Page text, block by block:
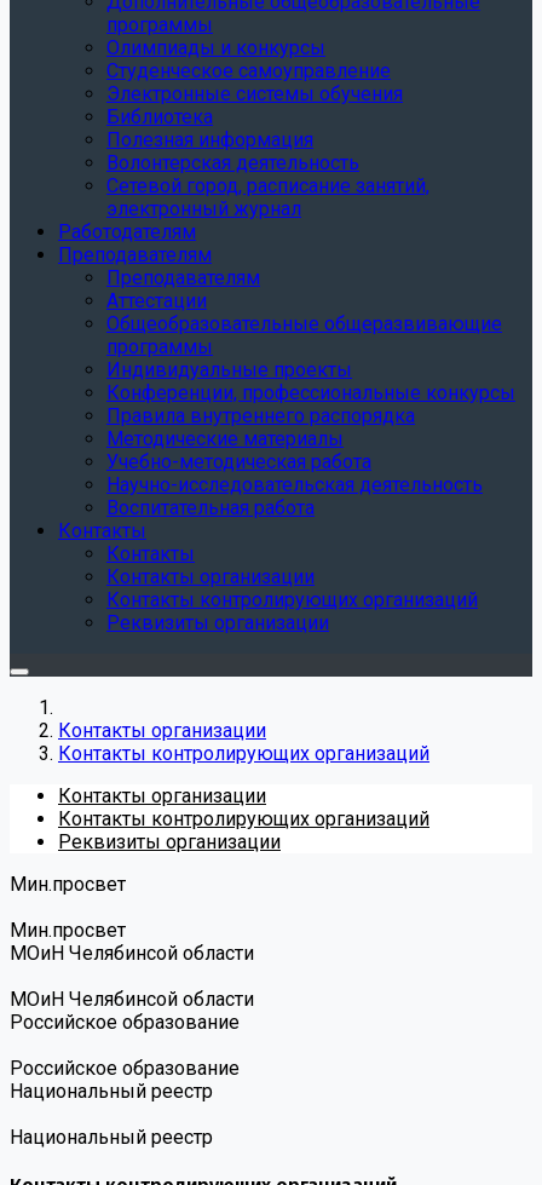
программы
Олимпиады и конкурсы
Студенческое самоуправление
Электронные системы обучения
Библиотека
Полезная информация
Волонтерская деятельность
Сетевой город, расписание занятий,
электронный журнал
Работодателям
Преподавателям
Преподавателям
Аттестации
Общеобразовательные общеразвивающие
программы
Индивидуальные проекты
Конференции, профессиональные конкурсы
Правила внутреннего распорядка
Методические материалы
Учебно-методическая работа
Научно-исследовательская деятельность
Воспитательная работа
Контакты
Контакты
Контакты организации
Контакты контролирующих организаций
Реквизиты организации
Контакты организации
Контакты контролирующих организаций
Контакты организации
Контакты контролирующих организаций
Реквизиты организации
Мин.просвет
Мин.просвет
МОиН Челябинсой области
МОиН Челябинсой области
Российское образование
Российское образование
Национальный реестр
Национальный реестр